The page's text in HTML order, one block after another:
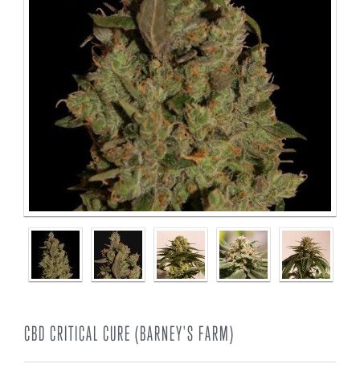
CBD CRITICAL CURE (BARNEY'S FARM)